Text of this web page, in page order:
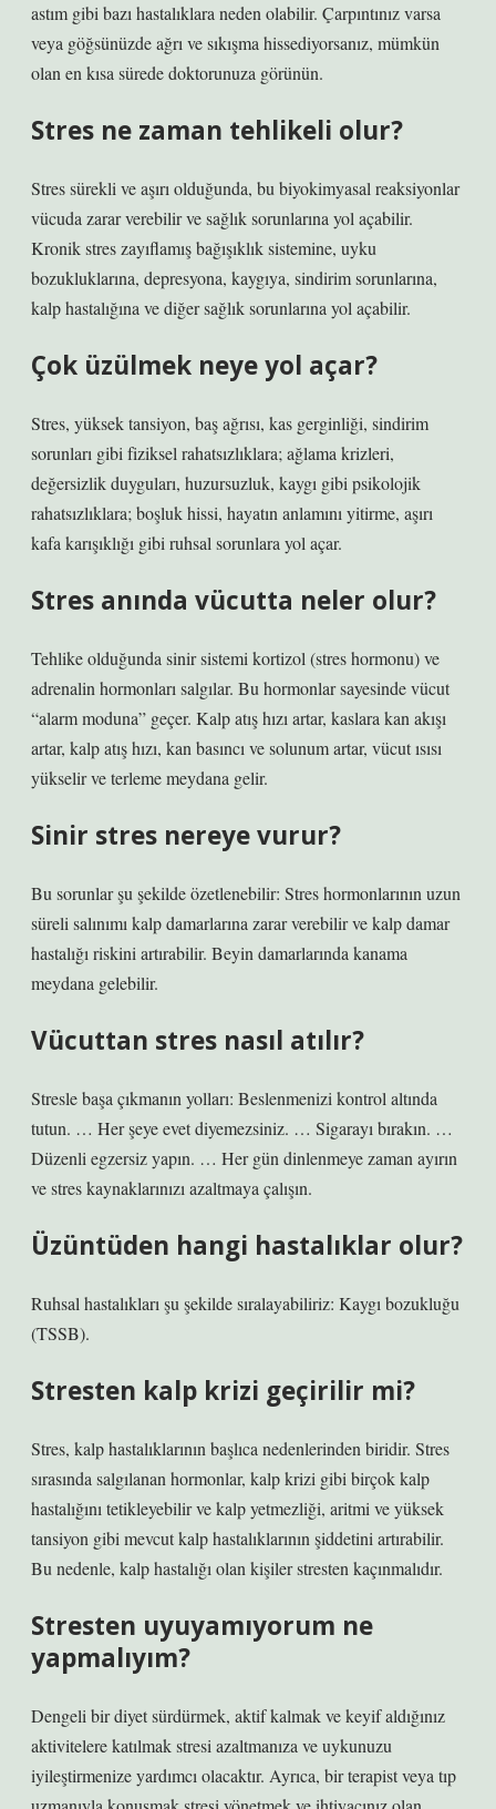
astım gibi bazı hastalıklara neden olabilir. Çarpıntınız varsa
veya göğsünüzde ağrı ve sıkışma hissediyorsanız, mümkün
olan en kısa sürede doktorunuza görünün.
Stres ne zaman tehlikeli olur?
Stres sürekli ve aşırı olduğunda, bu biyokimyasal reaksiyonlar
vücuda zarar verebilir ve sağlık sorunlarına yol açabilir.
Kronik stres zayıflamış bağışıklık sistemine, uyku
bozukluklarına, depresyona, kaygıya, sindirim sorunlarına,
kalp hastalığına ve diğer sağlık sorunlarına yol açabilir.
Çok üzülmek neye yol açar?
Stres, yüksek tansiyon, baş ağrısı, kas gerginliği, sindirim
sorunları gibi fiziksel rahatsızlıklara; ağlama krizleri,
değersizlik duyguları, huzursuzluk, kaygı gibi psikolojik
rahatsızlıklara; boşluk hissi, hayatın anlamını yitirme, aşırı
kafa karışıklığı gibi ruhsal sorunlara yol açar.
Stres anında vücutta neler olur?
Tehlike olduğunda sinir sistemi kortizol (stres hormonu) ve
adrenalin hormonları salgılar. Bu hormonlar sayesinde vücut
“alarm moduna” geçer. Kalp atış hızı artar, kaslara kan akışı
artar, kalp atış hızı, kan basıncı ve solunum artar, vücut ısısı
yükselir ve terleme meydana gelir.
Sinir stres nereye vurur?
Bu sorunlar şu şekilde özetlenebilir: Stres hormonlarının uzun
süreli salınımı kalp damarlarına zarar verebilir ve kalp damar
hastalığı riskini artırabilir. Beyin damarlarında kanama
meydana gelebilir.
Vücuttan stres nasıl atılır?
Stresle başa çıkmanın yolları: Beslenmenizi kontrol altında
tutun. … Her şeye evet diyemezsiniz. … Sigarayı bırakın. …
Düzenli egzersiz yapın. … Her gün dinlenmeye zaman ayırın
ve stres kaynaklarınızı azaltmaya çalışın.
Üzüntüden hangi hastalıklar olur?
Ruhsal hastalıkları şu şekilde sıralayabiliriz: Kaygı bozukluğu
(TSSB).
Stresten kalp krizi geçirilir mi?
Stres, kalp hastalıklarının başlıca nedenlerinden biridir. Stres
sırasında salgılanan hormonlar, kalp krizi gibi birçok kalp
hastalığını tetikleyebilir ve kalp yetmezliği, aritmi ve yüksek
tansiyon gibi mevcut kalp hastalıklarının şiddetini artırabilir.
Bu nedenle, kalp hastalığı olan kişiler stresten kaçınmalıdır.
Stresten uyuyamıyorum ne
yapmalıyım?
Dengeli bir diyet sürdürmek, aktif kalmak ve keyif aldığınız
aktivitelere katılmak stresi azaltmanıza ve uykunuzu
iyileştirmenize yardımcı olacaktır. Ayrıca, bir terapist veya tıp